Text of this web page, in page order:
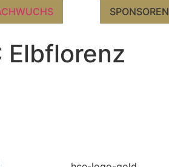
SPONSOREN
Elbflorenz